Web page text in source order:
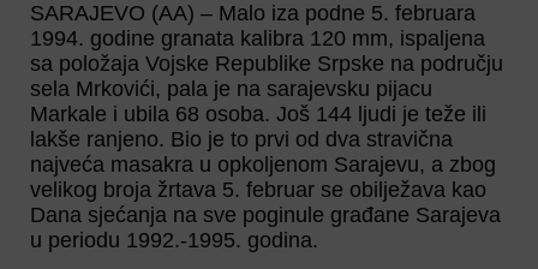
SARAJEVO (AA) – Malo iza podne 5. februara
1994. godine granata kalibra 120 mm, ispaljena
sa položaja Vojske Republike Srpske na području
sela Mrkovići, pala je na sarajevsku pijacu
Markale i ubila 68 osoba. Još 144 ljudi je teže ili
lakše ranjeno. Bio je to prvi od dva stravična
najveća masakra u opkoljenom Sarajevu, a zbog
velikog broja žrtava 5. februar se obilježava kao
Dana sjećanja na sve poginule građane Sarajeva
u periodu 1992.-1995. godina.